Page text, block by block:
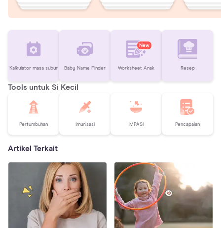
Kalkulator masa subur Baby Name Finder
New
Worksheet Anak Resep
Tools untuk Si Kecil
Pertumbuhan Imunisasi MPASI Pencapaian
Artikel Terkait